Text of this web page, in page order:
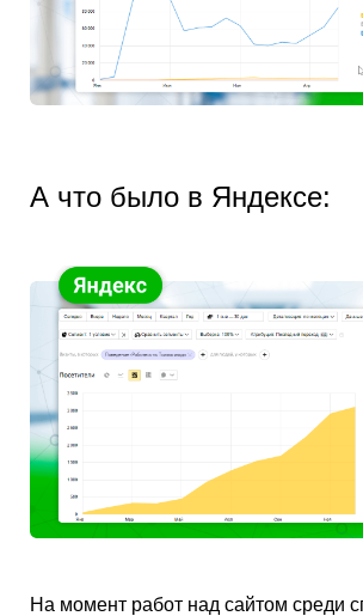
А что было в Яндексе:
На момент работ над сайтом среди